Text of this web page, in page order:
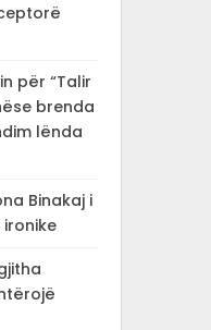
për “Talir
brenda
lënda
Binakaj i